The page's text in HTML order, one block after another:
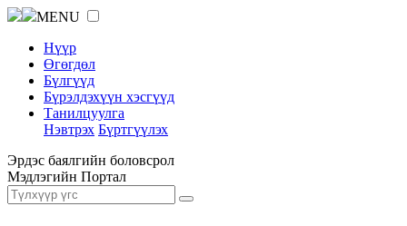
MENU
Нүүр
Өгөгдөл
Бүлгүүд
Бүрэлдэхүүн хэсгүүд
Танилцуулга
Нэвтрэх Бүртгүүлэх
Эрдэс баялгийн боловсрол
Мэдлэгийн Портал